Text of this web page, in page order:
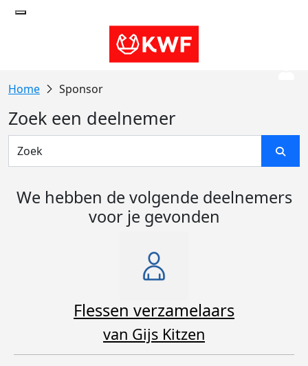
Sponsor
Zoek een deelnemer
We hebben de volgende deelnemers
voor je gevonden
Flessen verzamelaars
van Gijs Kitzen